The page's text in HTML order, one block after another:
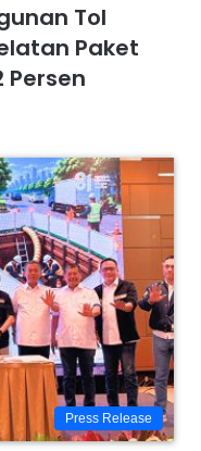
Tol
Paket
Persen
Press Release